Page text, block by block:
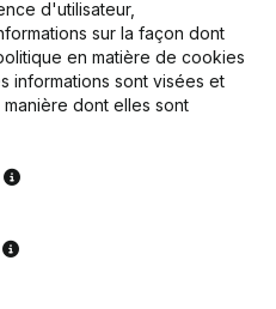
d'utilisateur,
sur la façon dont
en matière de cookies
informations sont visées et
dont elles sont
Produit
Informations d’entreprise
Monitoring